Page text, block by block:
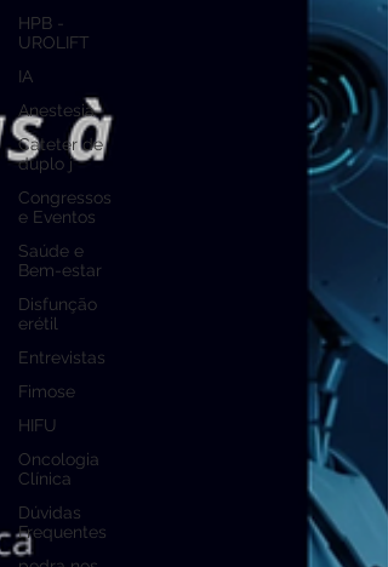
HPB -
UROLIFT
IA
Anestesia
Cateter de
duplo j
Congressos
e Eventos
Saúde e
Bem-estar
Disfunção
erétil
Entrevistas
Fimose
HIFU
Oncologia
Clínica
Dúvidas
Frequentes